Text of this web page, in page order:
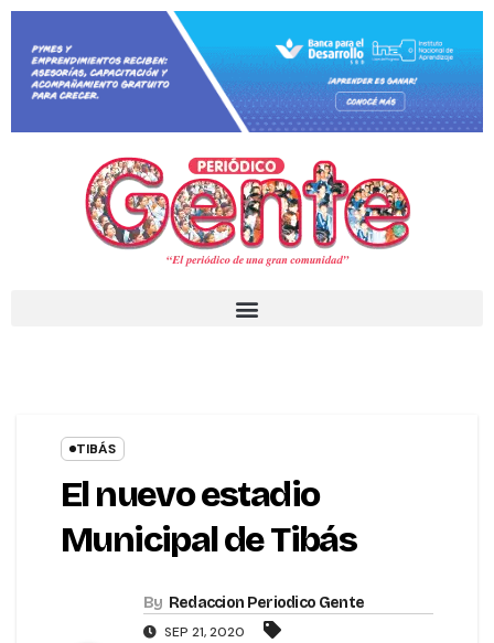
TIBÁS
El nuevo estadio
Municipal de Tibás
By Redaccion Periodico Gente
SEP 21, 2020